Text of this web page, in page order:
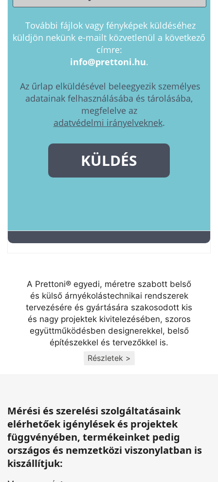
A Prettoni® egyedi, méretre szabott belső
és külső árnyékolástechnikai rendszerek
tervezésére és gyártására szakosodott kis
és nagy projektek kivitelezésében, szoros
együttműködésben designerekkel, belső
építészekkel és tervezőkkel is.
Részletek >
Mérési és szerelési szolgáltatásaink
elérhetőek igénylések és projektek
függvényében, termékeinket pedig
országos és nemzetközi viszonylatban is
kiszállítjuk: